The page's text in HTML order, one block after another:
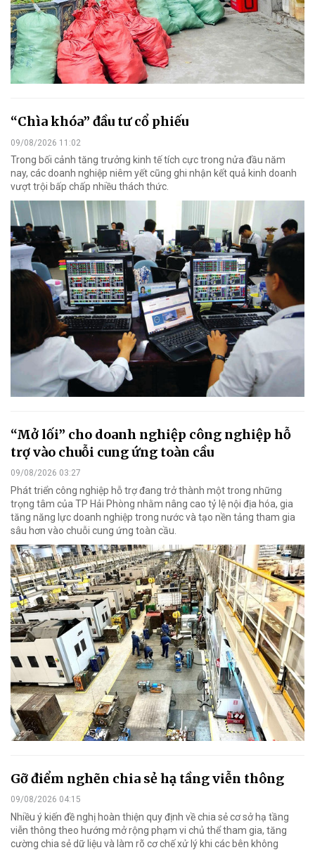
“Chìa khóa” đầu tư cổ phiếu
09/08/2026 11:02
Trong bối cảnh tăng trưởng kinh tế tích cực trong nửa đầu năm
nay, các doanh nghiệp niêm yết cũng ghi nhận kết quả kinh doanh
vượt trội bấp chấp nhiều thách thức.
“Mở lối” cho doanh nghiệp công nghiệp hỗ
trợ vào chuỗi cung ứng toàn cầu
09/08/2026 03:27
Phát triển công nghiệp hỗ trợ đang trở thành một trong những
trọng tâm của TP Hải Phòng nhằm nâng cao tỷ lệ nội địa hóa, gia
tăng năng lực doanh nghiệp trong nước và tạo nền tảng tham gia
sâu hơn vào chuỗi cung ứng toàn cầu.
Gỡ điểm nghẽn chia sẻ hạ tầng viễn thông
09/08/2026 04:15
Nhiều ý kiến đề nghị hoàn thiện quy định về chia sẻ cơ sở hạ tầng
viễn thông theo hướng mở rộng phạm vi chủ thể tham gia, tăng
cường chia sẻ dữ liệu và làm rõ cơ chế xử lý khi các bên không